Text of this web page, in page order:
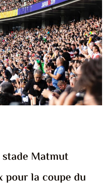
Matmut
pour la coupe du